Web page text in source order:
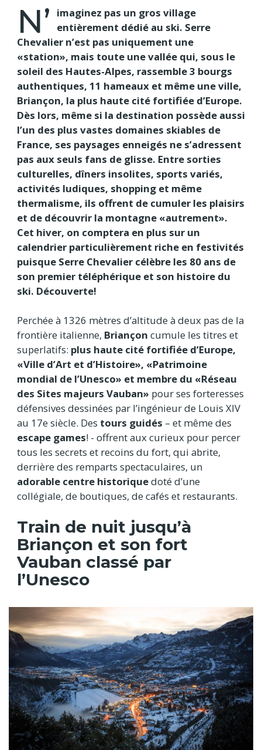
N’
imaginez pas un gros village
entièrement dédié au ski. Serre
Chevalier n’est pas uniquement une
«station», mais toute une vallée qui, sous le
soleil des Hautes-Alpes, rassemble 3 bourgs
authentiques, 11 hameaux et même une ville,
Briançon, la plus haute cité fortifiée d’Europe.
Dès lors, même si la destination possède aussi
l’un des plus vastes domaines skiables de
France, ses paysages enneigés ne s’adressent
pas aux seuls fans de glisse. Entre sorties
culturelles, dîners insolites, sports variés,
activités ludiques, shopping et même
thermalisme, ils offrent de cumuler les plaisirs
et de découvrir la montagne «autrement».
Cet hiver, on comptera en plus sur un
calendrier particulièrement riche en festivités
puisque Serre Chevalier célèbre les 80 ans de
son premier téléphérique et son histoire du
ski. Découverte!
Perchée à 1326 mètres d’altitude à deux pas de la
frontière italienne, Briançon cumule les titres et
superlatifs: plus haute cité fortifiée d’Europe,
«Ville d’Art et d’Histoire», «Patrimoine
mondial de l’Unesco» et membre du «Réseau
des Sites majeurs Vauban» pour ses forteresses
défensives dessinées par l’ingénieur de Louis XIV
au 17e siècle. Des tours guidés – et même des
escape games! - offrent aux curieux pour percer
tous les secrets et recoins du fort, qui abrite,
derrière des remparts spectaculaires, un
adorable centre historiquedoté d’une
collégiale, de boutiques, de cafés et restaurants.
Train de nuit jusqu’à
Briançon et son fort
Vauban classé par
l’Unesco